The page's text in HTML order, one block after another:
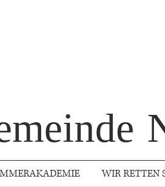
WIR RETTEN